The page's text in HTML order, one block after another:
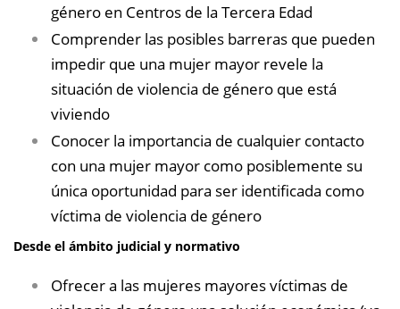
género en Centros de la Tercera Edad
Comprender las posibles barreras que pueden
impedir que una mujer mayor revele la
situación de violencia de género que está
viviendo
Conocer la importancia de cualquier contacto
con una mujer mayor como posiblemente su
única oportunidad para ser identificada como
víctima de violencia de género
Desde el ámbito judicial y normativo
Ofrecer a las mujeres mayores víctimas de